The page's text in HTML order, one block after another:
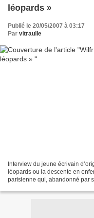
léopards »
Publié le 20/05/2007 à 03:17
Par vitraulle
Interview du jeune écrivain
léopards ou la descente en
parisienne qui, abandonné par